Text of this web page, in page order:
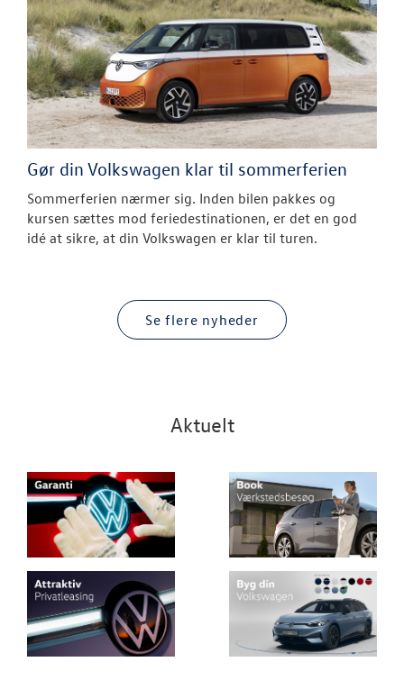
Gør din Volkswagen klar til sommerferien
Sommerferien nærmer sig. Inden bilen pakkes og
kursen sættes mod feriedestinationen, er det en god
idé at sikre, at din Volkswagen er klar til turen.
Se flere nyheder
Aktuelt